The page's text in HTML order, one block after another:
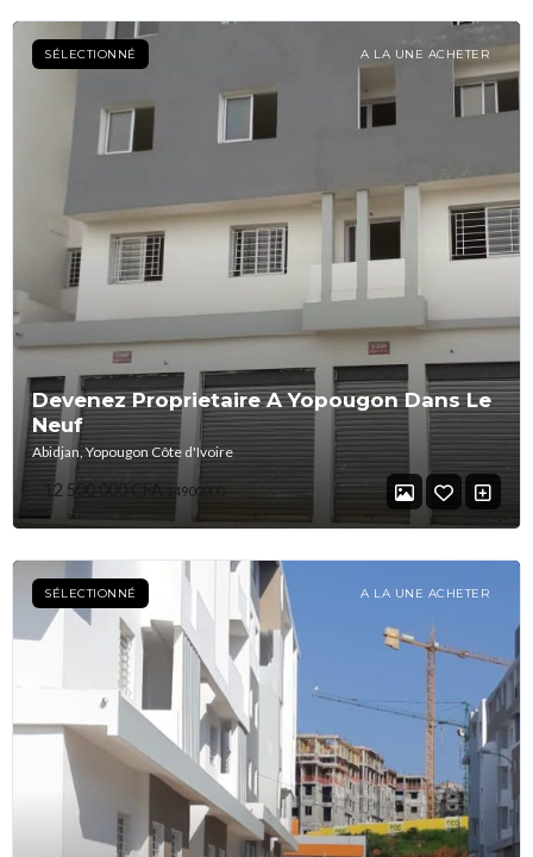
SÉLECTIONNÉ A LA UNE ACHETER
Devenez Proprietaire A Yopougon Dans Le
Neuf
Abidjan, Yopougon Côte d'Ivoire
12 500 000 CFA 14900000
SÉLECTIONNÉ A LA UNE ACHETER